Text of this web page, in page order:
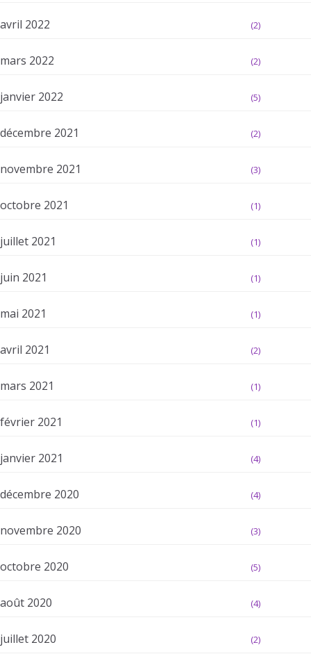
avril 2022 (2)
mars 2022 (2)
janvier 2022 (5)
décembre 2021 (2)
novembre 2021 (3)
octobre 2021 (1)
juillet 2021 (1)
juin 2021 (1)
mai 2021 (1)
avril 2021 (2)
mars 2021 (1)
février 2021 (1)
janvier 2021 (4)
décembre 2020 (4)
novembre 2020 (3)
octobre 2020 (5)
août 2020 (4)
juillet 2020 (2)